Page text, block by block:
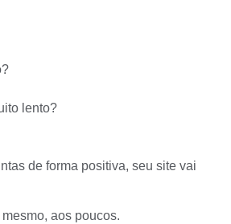
?
lento?
de forma positiva, seu site vai
aos poucos.